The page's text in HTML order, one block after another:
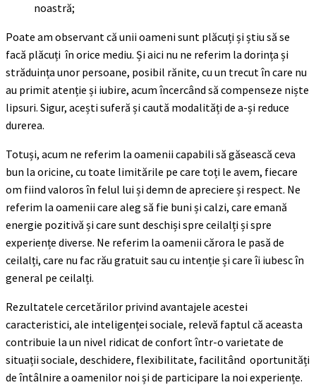
noastră;
Poate am observant că unii oameni sunt plăcuți și știu să se
facă plăcuți în orice mediu. Și aici nu ne referim la dorința și
străduința unor persoane, posibil rănite, cu un trecut în care nu
au primit atenție și iubire, acum încercând să compenseze niște
lipsuri. Sigur, acești suferă și caută modalități de a-și reduce
durerea.
Totuși, acum ne referim la oamenii capabili să găsească ceva
bun la oricine, cu toate limitările pe care toți le avem, fiecare
om fiind valoros în felul lui și demn de apreciere și respect. Ne
referim la oamenii care aleg să fie buni și calzi, care emană
energie pozitivă și care sunt deschiși spre ceilalți și spre
experiențe diverse. Ne referim la oamenii cărora le pasă de
ceilalți, care nu fac rău gratuit sau cu intenție și care îi iubesc în
general pe ceilalți.
Rezultatele cercetărilor privind avantajele acestei
caracteristici, ale inteligenței sociale, relevă faptul că aceasta
contribuie la un nivel ridicat de confort într-o varietate de
situații sociale, deschidere, flexibilitate, facilitând oportunități
de întâlnire a oamenilor noi și de participare la noi experiențe.